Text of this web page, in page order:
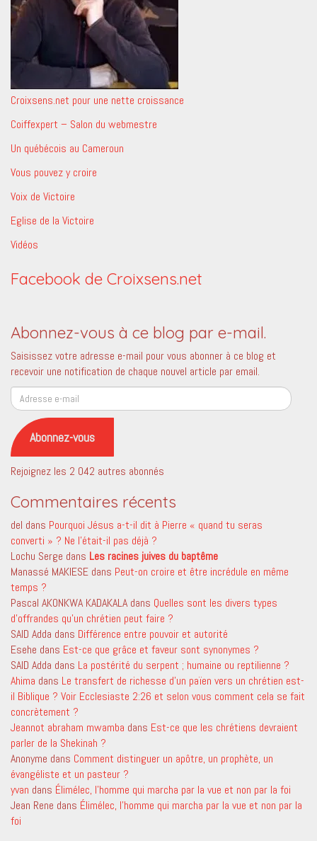
Croixsens.net pour une nette croissance
Coiffexpert – Salon du webmestre
Un québécois au Cameroun
Vous pouvez y croire
Voix de Victoire
Eglise de la Victoire
Vidéos
Facebook de Croixsens.net
Abonnez-vous à ce blog par e-mail.
Saisissez votre adresse e-mail pour vous abonner à ce blog et
recevoir une notification de chaque nouvel article par email.
Adresse
e-
mail
Abonnez-vous
Rejoignez les 2 042 autres abonnés
Commentaires récents
del dans Pourquoi Jésus a-t-il dit à Pierre « quand tu seras
converti » ? Ne l’était-il pas déjà ?
Lochu Serge dans Les racines juives du baptême
Manassé MAKIESE dans Peut-on croire et être incrédule en même
temps ?
Pascal AKONKWA KADAKALA dans Quelles sont les divers types
d’offrandes qu’un chrétien peut faire ?
SAID Adda dans Différence entre pouvoir et autorité
Esehe dans Est-ce que grâce et faveur sont synonymes ?
SAID Adda dans La postérité du serpent ; humaine ou reptilienne ?
Ahima dans Le transfert de richesse d’un païen vers un chrétien est-
il Biblique ? Voir Ecclesiaste 2:26 et selon vous comment cela se fait
concrètement ?
Jeannot abraham mwamba dans Est-ce que les chrétiens devraient
parler de la Shekinah ?
Anonyme dans Comment distinguer un apôtre, un prophète, un
évangéliste et un pasteur ?
yvan dans Élimélec, l’homme qui marcha par la vue et non par la foi
Jean Rene dans Élimélec, l’homme qui marcha par la vue et non par la
foi